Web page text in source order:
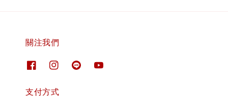
關注我們
支付方式